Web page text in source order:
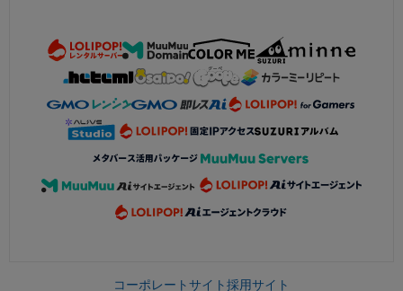
コーポレートサイト採用サイト